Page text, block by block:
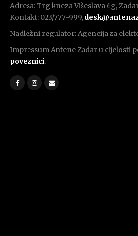
Adresa: Trg kneza Višeslava 6g,
Kontakt: 023/777-999,
Nadležni regulator: Agencija za
Impressum Antene Zadar u cijelosti
poveznici.